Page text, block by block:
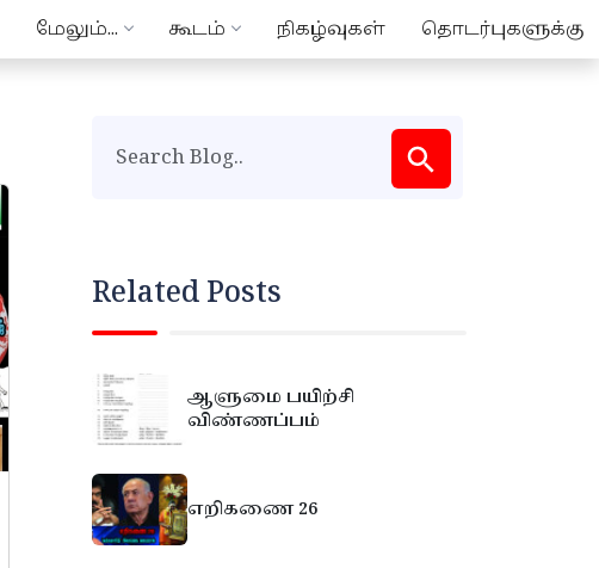
மேலும்... கூடம் நிகழ்வுகள் தொடர்புகளுக்கு
Related Posts
ஆளுமை பயிற்சி
விண்ணப்பம்
எறிகணை 26